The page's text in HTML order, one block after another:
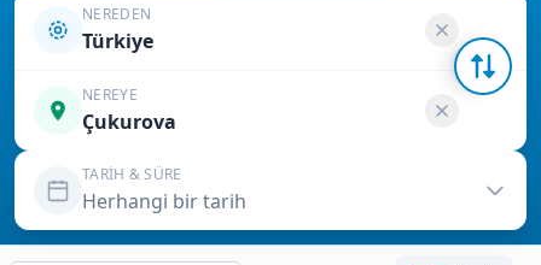
NEREDEN
Türkiye
NEREYE
Çukurova
TARIH & SÜRE
Herhangi bir tarih